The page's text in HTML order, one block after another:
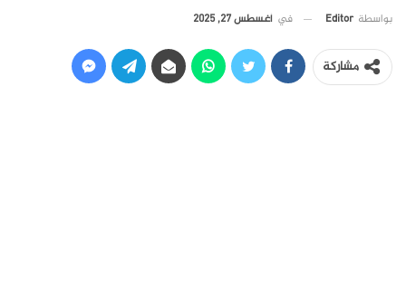
بواسطة Editor في أغسطس 27, 2025
مشاركة